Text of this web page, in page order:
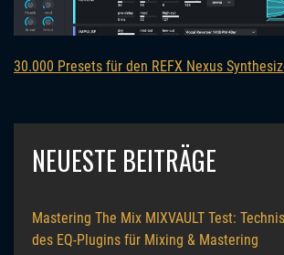
30.000 Presets für den REFX Nexus
NEUESTE BEITRÄGE
Mastering The Mix MIXVAULT Test:
des EQ-Plugins für Mixing & Mastering